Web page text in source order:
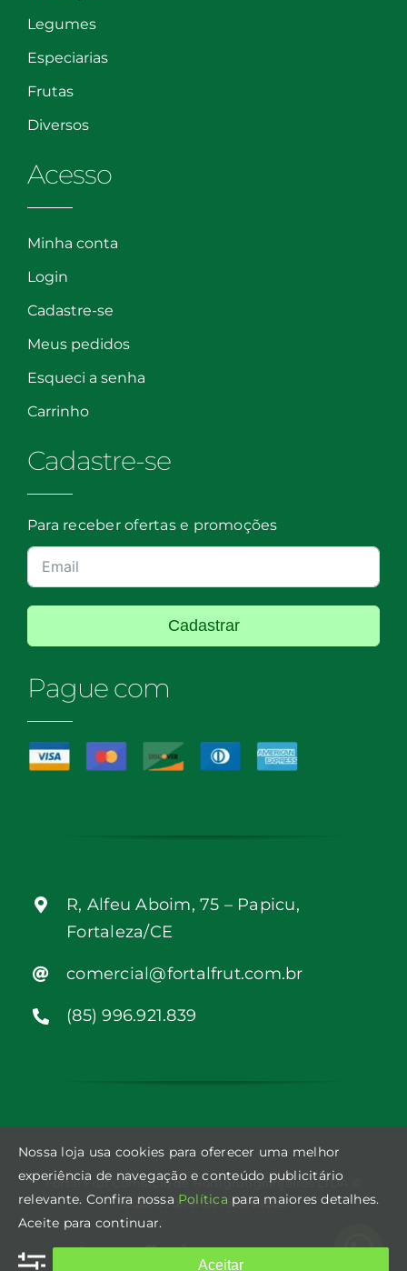
Legumes
Especiarias
Frutas
Diversos
Acesso
Minha conta
Login
Cadastre-se
Meus pedidos
Esqueci a senha
Carrinho
Cadastre-se
Para receber ofertas e promoções
Cadastrar
Pague com
R, Alfeu Aboim, 75 – Papicu,
Fortaleza/CE
comercial@fortalfrut.com.br
(85) 996.921.839
Fortal Frut Comércio de Hortigrutigranjeiros LTDA ©
Todos os direitos reservados.
Feito com e porHospeed Internet
Nossa loja usa cookies para oferecer uma melhor
experiência de navegação e conteúdo publicitário
relevante. Confira nossa Política para maiores detalhes.
Aceite para continuar.
Aceitar